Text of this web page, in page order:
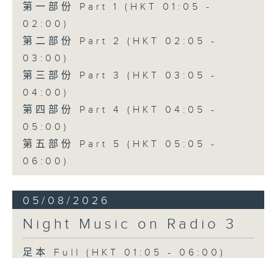
第一部份 Part 1 (HKT 01:05 -
02:00)
第二部份 Part 2 (HKT 02:05 -
03:00)
第三部份 Part 3 (HKT 03:05 -
04:00)
第四部份 Part 4 (HKT 04:05 -
05:00)
第五部份 Part 5 (HKT 05:05 -
06:00)
05/08/2026
Night Music on Radio 3
足本 Full (HKT 01:05 - 06:00)